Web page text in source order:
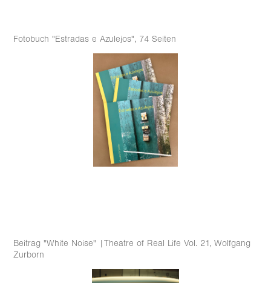
Fotobuch "Estradas e Azulejos", 74 Seiten
Beitrag "White Noise" |Theatre of Real Life Vol. 21, Wolfgang
Zurborn